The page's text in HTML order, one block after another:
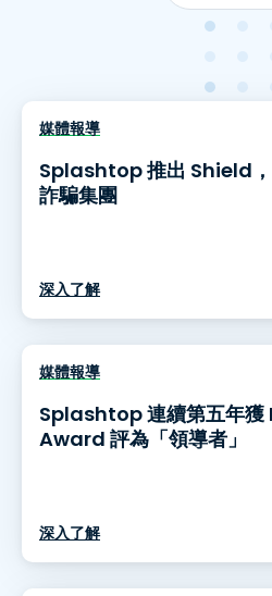
媒體報導
Splashtop 推出 Shield，
詐騙集團
深入了解
媒體報導
Splashtop 連續第五年
Award 評為「領導者」
深入了解